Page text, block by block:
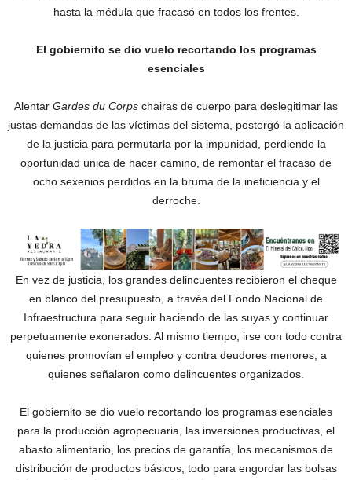
hasta la médula que fracasó en todos los frentes.
El gobiernito se dio vuelo recortando los programas
esenciales
Alentar Gardes du Corps chairas de cuerpo para deslegitimar las
justas demandas de las víctimas del sistema, postergó la aplicación
de la justicia para permutarla por la impunidad, perdiendo la
oportunidad única de hacer camino, de remontar el fracaso de
ocho sexenios perdidos en la bruma de la ineficiencia y el
derroche.
En vez de justicia, los grandes delincuentes recibieron el cheque
en blanco del presupuesto, a través del Fondo Nacional de
Infraestructura para seguir haciendo de las suyas y continuar
perpetuamente exonerados. Al mismo tiempo, irse con todo contra
quienes promovían el empleo y contra deudores menores, a
quienes señalaron como delincuentes organizados.
El gobiernito se dio vuelo recortando los programas esenciales
para la producción agropecuaria, las inversiones productivas, el
abasto alimentario, los precios de garantía, los mecanismos de
distribución de productos básicos, todo para engordar las bolsas